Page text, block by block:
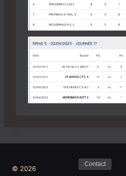
© 2026
Contact